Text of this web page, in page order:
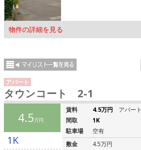
物件の詳細を見る
アパート
タウンコート 2-1
4.5万円
1K
賃料 4.5万円
アパート
間取
1K
駐車場
空有
敷金
4.5万円